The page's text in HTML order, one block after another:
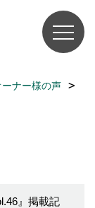
ナー様の声
』掲載記